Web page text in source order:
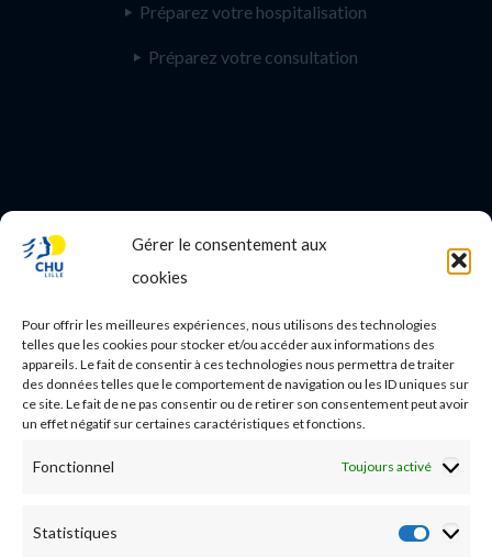
Gérer le consentement aux
cookies
Pour offrir les meilleures expériences, nous utilisons des technologies
telles que les cookies pour stocker et/ou accéder aux informations des
appareils. Le fait de consentir à ces technologies nous permettra de traiter
des données telles que le comportement de navigation ou les ID uniques sur
ce site. Le fait de ne pas consentir ou de retirer son consentement peut avoir
un effet négatif sur certaines caractéristiques et fonctions.
Fonctionnel Toujours activé
Statistiques
Préparez votre hospitalisation
Préparez votre consultation
PROFESSIONNEL DE SANTE
Nos essais cliniques
Ecoles paramédicales